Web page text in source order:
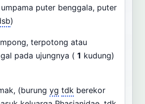
puter benggala, puter
)
terpotong atau
pada ujungnya ( 1 kudung)
(burung yg tdk berekor